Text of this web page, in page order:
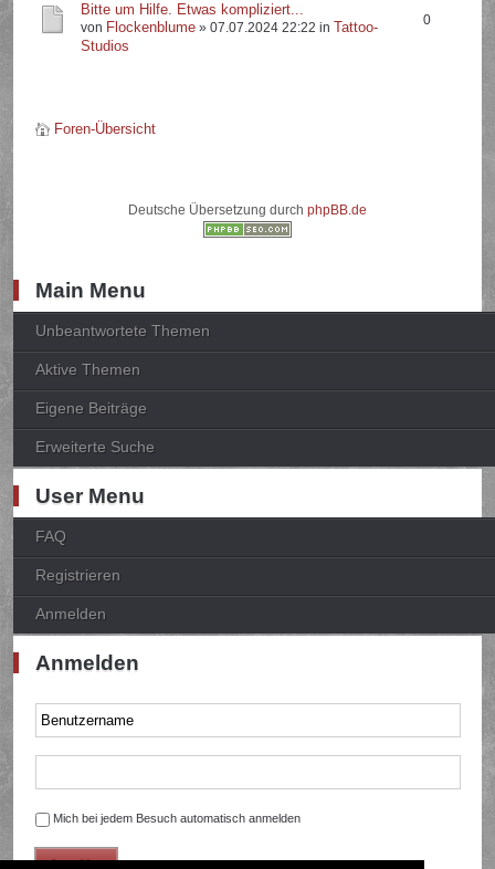
Bitte um Hilfe. Etwas kompliziert...
von Flockenblume » 07.07.2024 22:22 in Tattoo-
Studios
0
Foren-Übersicht
Deutsche Übersetzung durch phpBB.de
Main Menu
Unbeantwortete Themen
Aktive Themen
Eigene Beiträge
Erweiterte Suche
User Menu
FAQ
Registrieren
Anmelden
Anmelden
Mich bei jedem Besuch automatisch anmelden